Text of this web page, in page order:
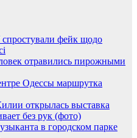
фейк щодо
отравились пирожными
Одессы маршрутка
открылась выставка
без рук (фото)
в городском парке